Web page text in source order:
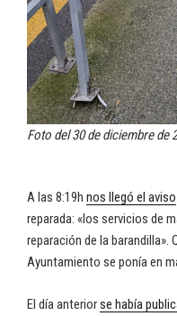
Foto del 30 de diciembre de
A las 8:19h nos llegó el aviso
reparada: «los servicios de
reparación de la barandilla».
Ayuntamiento se ponía en
El día anteriorse había